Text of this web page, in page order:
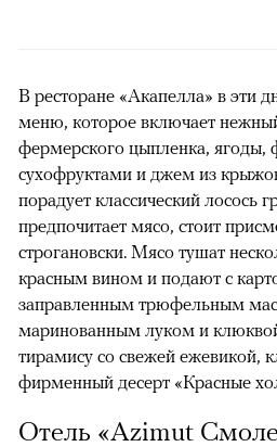
В ресторане «Акапелла» в эти
меню, которое включает
фермерского цыпленка, ягоды,
сухофруктами и джем из
порадует классический лосось
предпочитает мясо, стоит
строгановски. Мясо тушат
красным вином и подают с
заправленным трюфельным
маринованным луком и
тирамису со свежей ежевикой,
фирменный десерт «Красные
Отель «Аzimut